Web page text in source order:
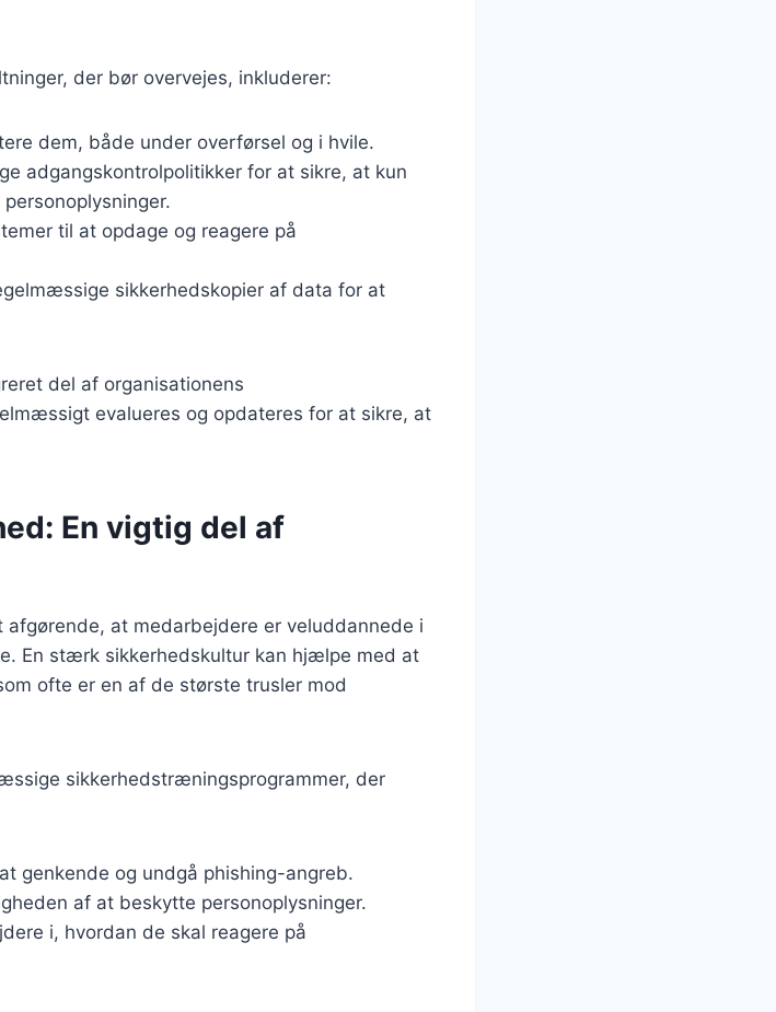
der bør overvejes, inkluderer:
dem, både under overførsel og i hvile.
adgangskontrolpolitikker for at sikre, at kun
til at opdage og reagere på
sikkerhedskopier af data for at
del af organisationens
evalueres og opdateres for at sikre, at
En vigtig del af
afgørende, at medarbejdere er veluddannede i
En stærk sikkerhedskultur kan hjælpe med at
ofte er en af de største trusler mod
sikkerhedstræningsprogrammer, der
genkende og undgå phishing-angreb.
af at beskytte personoplysninger.
i, hvordan de skal reagere på